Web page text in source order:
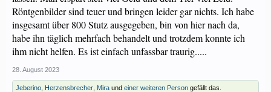
Röntgenbilder sind teuer und bringen leider gar nichts. Ich habe
insgesamt über 800 Stutz ausgegeben, bin von hier nach da,
habe ihn täglich mehrfach behandelt und trotzdem konnte ich
ihm nicht helfen. Es ist einfach unfassbar traurig.....
28. August 2023
Jeberino Herzensbrecher Mira und einer weiteren Person gefällt das.